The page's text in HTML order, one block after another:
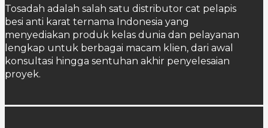
Tosadah adalah salah satu distributor cat pelapis
besi anti karat ternama Indonesia yang
menyediakan produk kelas dunia dan pelayanan
lengkap untuk berbagai macam klien, dari awal
konsultasi hingga sentuhan akhir penyelesaian
proyek.